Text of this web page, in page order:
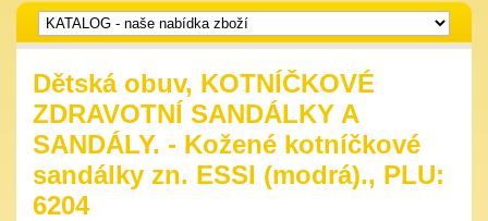
Dětská obuv, KOTNÍČKOVÉ
ZDRAVOTNÍ SANDÁLKY A
SANDÁLY. - Kožené kotníčkové
sandálky zn. ESSI (modrá)., PLU:
6204